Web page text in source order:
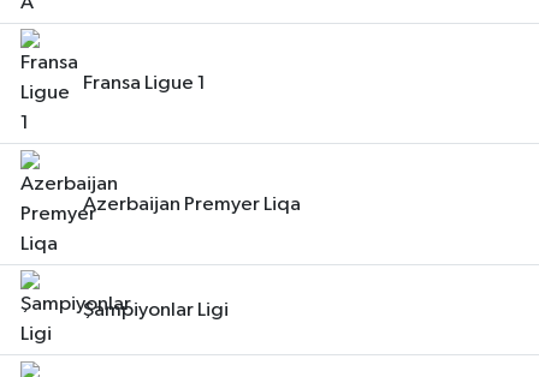
Fransa Ligue 1
Azerbaijan Premyer Liqa
Şampiyonlar Ligi